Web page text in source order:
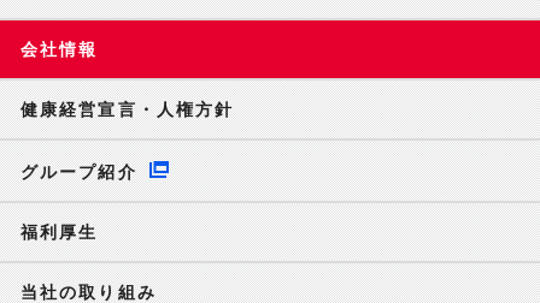
会社情報
健康経営宣言・人権方針
グループ紹介
福利厚生
当社の取り組み